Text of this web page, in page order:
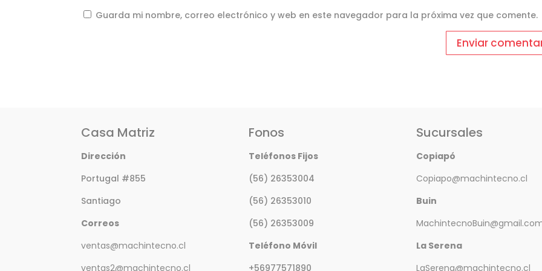
Guarda mi nombre, correo electrónico y web en este navegador para la próxima vez que comente.
Casa Matriz
Dirección
Portugal #855
Santiago
Correos
ventas@machintecno.cl
ventas2@machintecno.cl
Fonos
Teléfonos Fijos
(56) 26353004
(56) 26353010
(56) 26353009
Teléfono Móvil
+56977571890
Sucursales
Copiapó
Copiapo@machintecno.cl
Buin
La Serena
LaSerena@machintecno.cl